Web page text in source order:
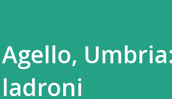
Agello,
ladroni